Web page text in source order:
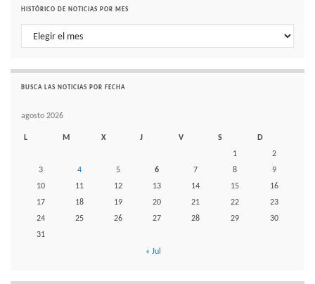
HISTÓRICO DE NOTICIAS POR MES
Histórico de noticias por mes
BUSCA LAS NOTICIAS POR FECHA
agosto 2026
L M X J V S
D
1
2
3
4 5 6 7 8
9
10
11 12 13 14 15
16
17
18 19 20 21 22
23
24
25 26 27 28 29
30
31
« Jul